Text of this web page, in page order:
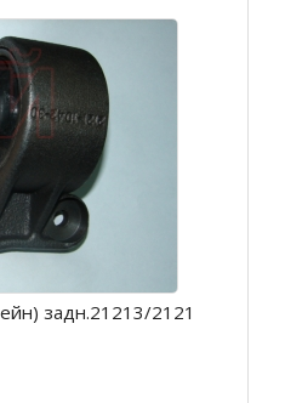
задн.21213/2121